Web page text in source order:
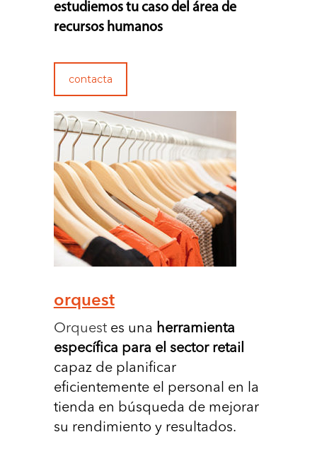
estudiemos tu caso del área de
recursos humanos
contacta
orquest
Orquest es una herramienta
especíﬁca para el sector retail
capaz de planiﬁcar
eﬁcientemente el personal en la
tienda en búsqueda de mejorar
su rendimiento y resultados.